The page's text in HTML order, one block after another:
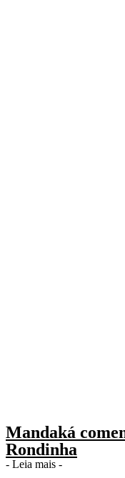
Mandaká
Rondinha
- Leia mais -